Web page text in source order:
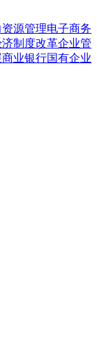
资源管理电子商务
济制度改革企业管
商业银行国有企业